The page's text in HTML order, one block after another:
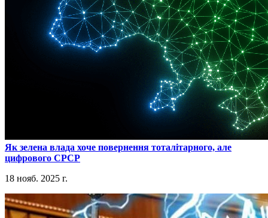
​Як зелена влада хоче повернення тоталітарного, але
цифрового СРСР
18 нояб. 2025 г.